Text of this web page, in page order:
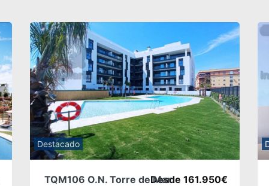
Desde 161.950€
Destacado
TQM106 O.N. Torre de Mar